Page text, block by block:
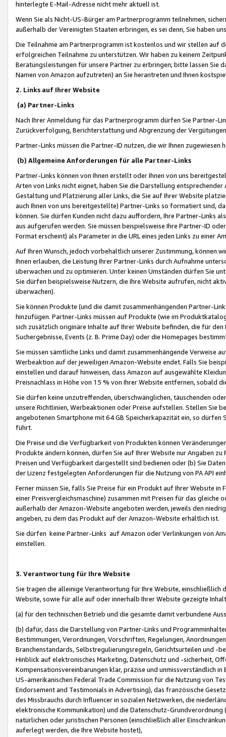
hinterlegte E-Mail-Adresse nicht mehr aktuell ist.
Wenn Sie als Nicht-US-Bürger am Partnerprogramm teilnehmen,
außerhalb der Vereinigten Staaten erbringen, es sei denn, Sie haben
Die Teilnahme am Partnerprogramm ist kostenlos und wir stellen auf
erfolgreichen Teilnahme zu unterstützen. Wir haben zu keinem
Beratungsleistungen für unsere Partner zu erbringen; bitte lassen Sie
Namen von Amazon aufzutreten) an Sie herantreten und Ihnen
2. Links auf Ihrer Website
(a) Partner-Links
Nach Ihrer Anmeldung für das Partnerprogramm dürfen Sie Partner-
Zurückverfolgung, Berichterstattung und Abgrenzung der
Partner-Links müssen die Partner-ID nutzen, die wir Ihnen zugewiesen
(b) Allgemeine Anforderungen für alle Partner-Links
Partner-Links können von Ihnen erstellt oder Ihnen von uns
Arten von Links nicht eignet, haben Sie die Darstellung
Gestaltung und Platzierung aller Links, die Sie auf Ihrer Website
auch Ihnen von uns bereitgestellte) Partner-Links so formatiert sind,
können. Sie dürfen Kunden nicht dazu auffordern, Ihre Partner-Links
aus aufgerufen werden. Sie müssen beispielsweise Ihre Partner-ID
Format erscheint) als Parameter in die URL eines jeden Links zu einer
Auf Ihren Wunsch, jedoch vorbehaltlich unserer Zustimmung, können
Ihnen erlauben, die Leistung Ihrer Partner-Links durch Aufnahme
überwachen und zu optimieren. Unter keinen Umständen dürfen Sie
Sie dürfen beispielsweise Nutzern, die Ihre Website aufrufen, nicht
überwachen).
Sie können Produkte (und die damit zusammenhängenden Partner-
hinzufügen. Partner-Links müssen auf Produkte (wie im
sich zusätzlich originäre Inhalte auf Ihrer Website befinden, die für
Suchergebnisse, Events (z. B. Prime Day) oder die Homepages
Sie müssen sämtliche Links und damit zusammenhängende
Werbeaktion auf der jeweiligen Amazon-Website endet. Falls Sie
einstellen und darauf hinweisen, dass Amazon auf ausgewählte
Preisnachlass in Höhe von 15 % von Ihrer Website entfernen, sobald
Sie dürfen keine unzutreffenden, überschwänglichen, täuschenden
unsere Richtlinien, Werbeaktionen oder Preise aufstellen. Stellen Sie
angebotenen Smartphone mit 64 GB Speicherkapazität ein, so dürfen
führt.
Die Preise und die Verfügbarkeit von Produkten können
Produkte ändern können, dürfen Sie auf Ihrer Website nur Angaben
Preisen und Verfügbarkeit dargestellt sind bedienen oder (b) Sie
der Lizenz festgelegten Anforderungen für die Nutzung von PA API
Ferner müssen Sie, falls Sie Preise für ein Produkt auf Ihrer Website
einer Preisvergleichsmaschine) zusammen mit Preisen für das
außerhalb der Amazon-Website angeboten werden, jeweils den
angeben, zu dem das Produkt auf der Amazon-Website erhältlich ist.
Sie dürfen keine Partner-Links auf Amazon oder Verlinkungen von
einstellen.
3. Verantwortung für Ihre Website
Sie tragen die alleinige Verantwortung für Ihre Website,
Website, sowie für alle auf oder innerhalb Ihrer Website gezeigte
(a) für den technischen Betrieb und die gesamte damit verbundene
(b) dafür, dass die Darstellung von Partner-Links und
Bestimmungen, Verordnungen, Vorschriften, Regelungen,
Branchenstandards, Selbstregulierungsregeln, Gerichtsurteilen und -
Hinblick auf elektronisches Marketing, Datenschutz und -sicherheit,
Kompensationsvereinbarungen klar, präzise und unmissverständlich
US-amerikanischen Federal Trade Commission für die Nutzung von
Endorsement and Testimonials in Advertising), das französische
des Missbrauchs durch Influencer in sozialen Netzwerken, die
elektronische Kommunikation) und die Datenschutz-
natürlichen oder juristischen Personen (einschließlich aller
auferlegt werden, die Ihre Website hostet),